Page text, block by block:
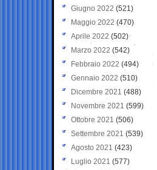
Giugno 2022 (521)
Maggio 2022 (470)
Aprile 2022 (502)
Marzo 2022 (542)
Febbraio 2022 (494)
Gennaio 2022 (510)
Dicembre 2021 (488)
Novembre 2021 (599)
Ottobre 2021 (506)
Settembre 2021 (539)
Agosto 2021 (423)
Luglio 2021 (577)